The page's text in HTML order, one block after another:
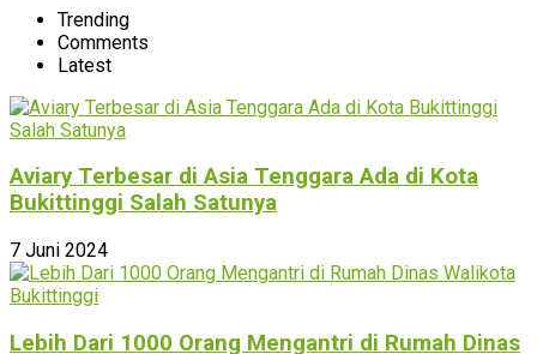
Trending
Comments
Latest
Aviary Terbesar di Asia Tenggara Ada di Kota
Bukittinggi Salah Satunya
7 Juni 2024
Lebih Dari 1000 Orang Mengantri di Rumah Dinas